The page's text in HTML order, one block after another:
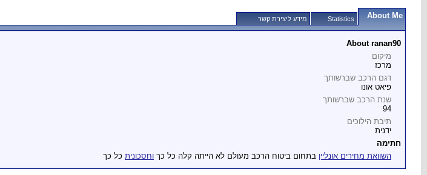
About Me
Statistics מידע ליצירת קשר
About ranan90
מיקום
מרכז
דגם הרכב שברשותך
פיאט אונו
שנת הרכב שברשותך
94
תיבת הילוכים
ידנית
חתימה
השוואת מחירים אונליין בתחום ביטוח הרכב מעולם לא הייתה קלה כל כך וחסכונית כל כך